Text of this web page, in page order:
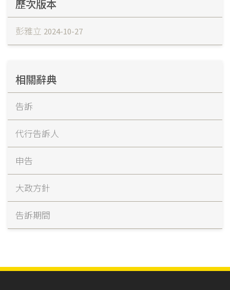
歷次版本
彭雅立 2024-10-27
相關辭典
告訴
代行告訴人
申告
大政方針
告訴期間